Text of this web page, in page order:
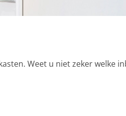
Weet u niet zeker welke